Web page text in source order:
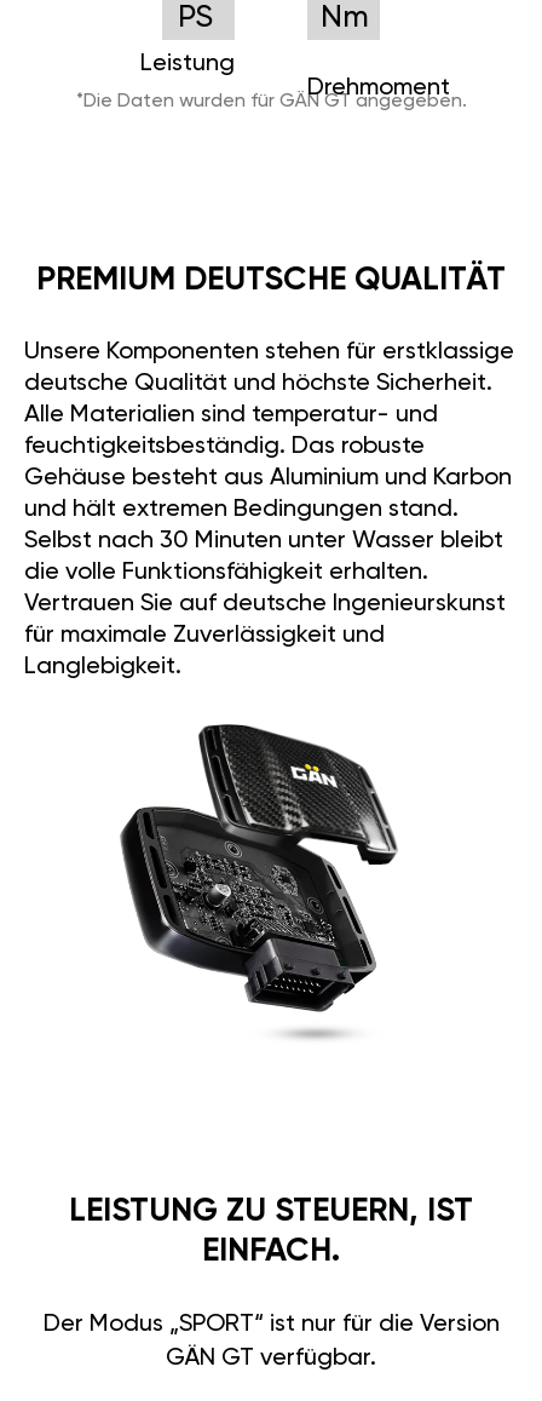
PS
Leistung
Nm
Drehmoment
*Die Daten wurden für GÄN GT angegeben.
PREMIUM DEUTSCHE QUALITÄT
Unsere Komponenten stehen für erstklassige
deutsche Qualität und höchste Sicherheit.
Alle Materialien sind temperatur- und
feuchtigkeitsbeständig. Das robuste
Gehäuse besteht aus Aluminium und Karbon
und hält extremen Bedingungen stand.
Selbst nach 30 Minuten unter Wasser bleibt
die volle Funktionsfähigkeit erhalten.
Vertrauen Sie auf deutsche Ingenieurskunst
für maximale Zuverlässigkeit und
Langlebigkeit.
LEISTUNG ZU STEUERN, IST
EINFACH.
Der Modus „SPORT“ ist nur für die Version
GÄN GT verfügbar.